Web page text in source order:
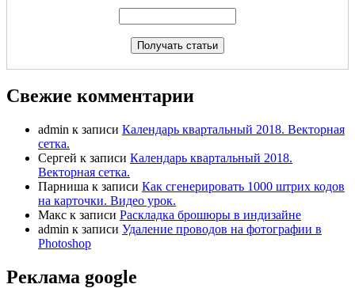
Свежие комментарии
admin к записи Календарь квартальный 2018. Векторная
сетка.
Сергей к записи Календарь квартальный 2018.
Векторная сетка.
Парниша к записи Как сгенерировать 1000 штрих кодов
на карточки. Видео урок.
Макс к записи Раскладка брошюры в индизайне
admin к записи Удаление проводов на фотографии в
Photoshop
Реклама google